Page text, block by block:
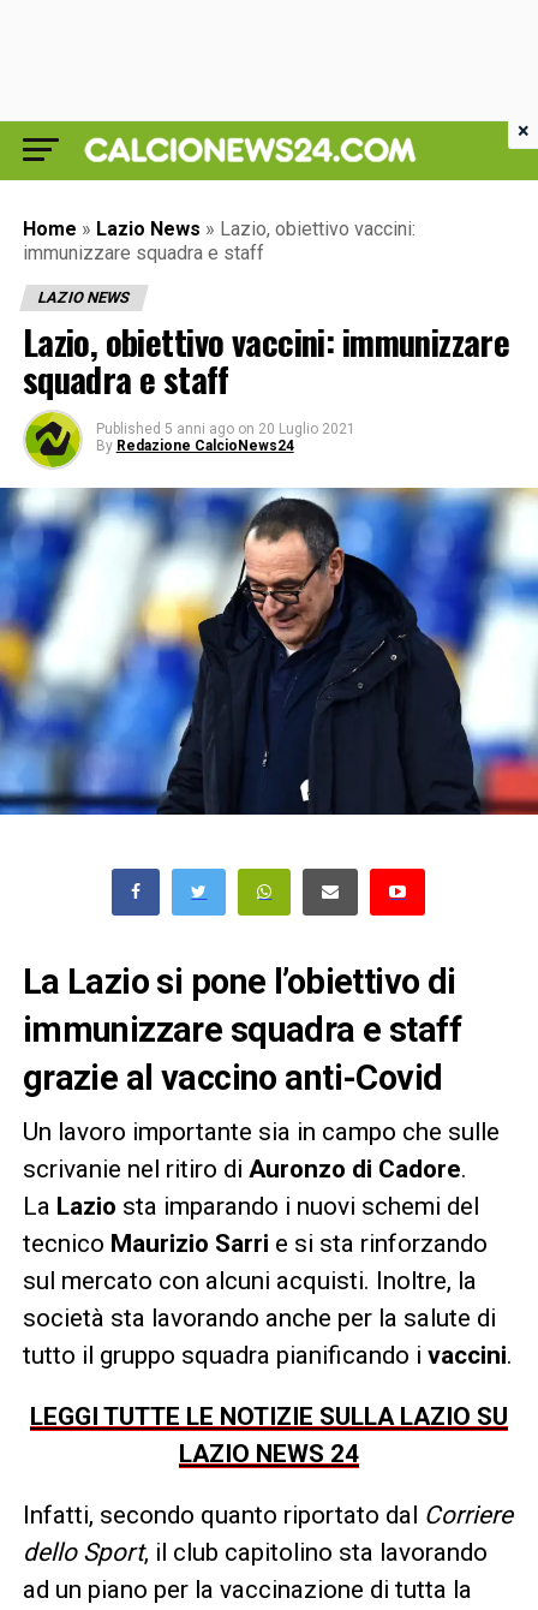
Home » Lazio News » Lazio, obiettivo vaccini:
immunizzare squadra e staff
LAZIO NEWS
Lazio, obiettivo vaccini: immunizzare
squadra e staff
Published 5 anni ago on 20 Luglio 2021
By Redazione CalcioNews24
La Lazio si pone l’obiettivo di
immunizzare squadra e staff
grazie al vaccino anti-Covid
Un lavoro importante sia in campo che sulle
scrivanie nel ritiro di Auronzo di Cadore.
La Lazio sta imparando i nuovi schemi del
tecnico Maurizio Sarri e si sta rinforzando
sul mercato con alcuni acquisti. Inoltre, la
società sta lavorando anche per la salute di
tutto il gruppo squadra pianificando i vaccini.
LEGGI TUTTE LE NOTIZIE SULLA LAZIO SU
LAZIO NEWS 24
Infatti, secondo quanto riportato dal Corriere
dello Sport, il club capitolino sta lavorando
ad un piano per la vaccinazione di tutta la
×